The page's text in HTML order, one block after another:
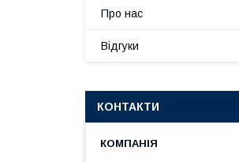
Про нас
Відгуки
КОНТАКТИ